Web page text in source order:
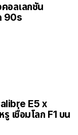
อลเลกชัน
90s
E5 x
เชื่อมโลก F1 บน